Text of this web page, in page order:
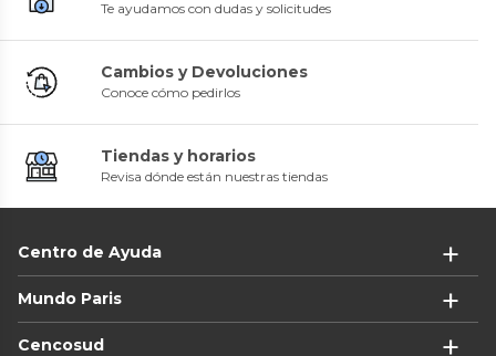
Te ayudamos con dudas y solicitudes
Cambios y Devoluciones
Conoce cómo pedirlos
Tiendas y horarios
Revisa dónde están nuestras tiendas
Centro de Ayuda
Mundo Paris
Cencosud